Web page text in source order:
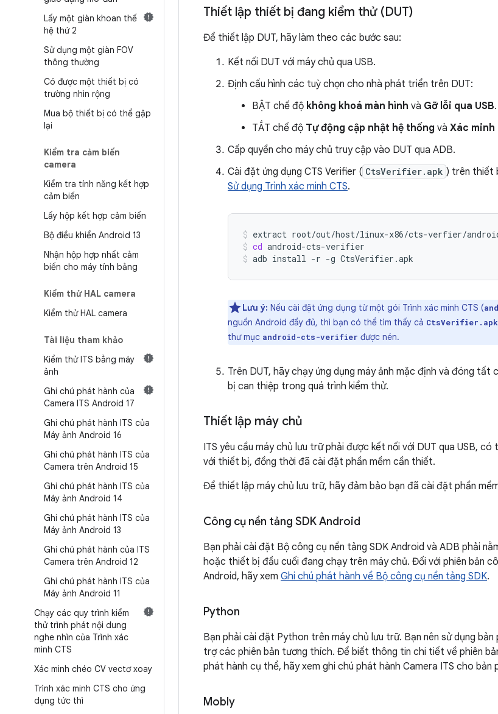
Lấy một giàn khoan thế
hệ thứ 2
Sử dụng một giàn FOV
thông thường
Có được một thiết bị có
trường nhìn rộng
Mua bộ thiết bị có thể gập
lại
Kiểm tra cảm biến
camera
Kiểm tra tính năng kết hợp
cảm biến
Lấy hộp kết hợp cảm biến
Bộ điều khiển Android 13
Nhận hộp hợp nhất cảm
biến cho máy tính bảng
Kiểm thử HAL camera
Kiểm thử HAL camera
Tài liệu tham khảo
Kiểm thử ITS bằng máy
ảnh
Ghi chú phát hành của
Camera ITS Android 17
Ghi chú phát hành ITS của
Máy ảnh Android 16
Ghi chú phát hành ITS của
Camera trên Android 15
Ghi chú phát hành ITS của
Máy ảnh Android 14
Ghi chú phát hành ITS của
Máy ảnh Android 13
Ghi chú phát hành của ITS
Camera trên Android 12
Ghi chú phát hành ITS của
Máy ảnh Android 11
Chạy các quy trình kiểm
thử trình phát nội dung
nghe nhìn của Trình xác
minh CTS
Xác minh chéo CV vectơ xoay
Trình xác minh CTS cho ứng
dụng tức thì
Thiết lập thiết bị đang kiểm thử (DUT)
Để thiết lập DUT, hãy làm theo các bước sau:
Kết nối DUT với máy chủ qua USB.
Định cấu hình các tuỳ chọn cho nhà phát triển trên DUT:
BẬT chế độ không khoá màn hình và Gỡ lỗi qua USB.
TẮT chế độ Tự động cập nhật hệ thống và Xác minh
Cấp quyền cho máy chủ truy cập vào DUT qua ADB.
Cài đặt ứng dụng CTS Verifier ( CtsVerifier.apk ) trên thiết
Sử dụng Trình xác minh CTS.
extract root/out/host/linux-x86/cts-verfier/
cd android-cts-verifier
adb install -r -g CtsVerifier.apk
Lưu ý: Nếu cài đặt ứng dụng từ một gói Trình xác minh CTS (
nguồn Android đầy đủ, thì bạn có thể tìm thấy cả CtsVerifier.apk
thư mục android-cts-verifier được nén.
Trên DUT, hãy chạy ứng dụng máy ảnh mặc định và đóng
bị can thiệp trong quá trình kiểm thử.
Thiết lập máy chủ
ITS yêu cầu máy chủ lưu trữ phải được kết nối với DUT qua USB,
với thiết bị, đồng thời đã cài đặt phần mềm cần thiết.
Để thiết lập máy chủ lưu trữ, hãy đảm bảo bạn đã cài đặt phần
Công cụ nền tảng SDK Android
Bạn phải cài đặt Bộ công cụ nền tảng SDK Android và ADB phải
hoặc thiết bị đầu cuối đang chạy trên máy chủ. Đối với phiên bản
Android, hãy xem Ghi chú phát hành về Bộ công cụ nền tảng SDK.
Python
Bạn phải cài đặt Python trên máy chủ lưu trữ. Bạn nên sử dụng
trợ các phiên bản tương thích. Để biết thông tin chi tiết về phiên
phát hành cụ thể, hãy xem ghi chú phát hành Camera ITS cho bản
Mobly